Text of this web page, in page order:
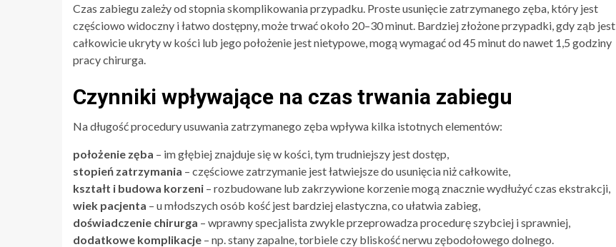
Czas zabiegu zależy od stopnia skomplikowania przypadku. Proste usunięcie zatrzymanego zęba, który jest
częściowo widoczny i łatwo dostępny, może trwać około 20–30 minut. Bardziej złożone przypadki, gdy ząb jest
całkowicie ukryty w kości lub jego położenie jest nietypowe, mogą wymagać od 45 minut do nawet 1,5 godziny
pracy chirurga.
Czynniki wpływające na czas trwania zabiegu
Na długość procedury usuwania zatrzymanego zęba wpływa kilka istotnych elementów:
położenie zęba – im głębiej znajduje się w kości, tym trudniejszy jest dostęp,
stopień zatrzymania – częściowe zatrzymanie jest łatwiejsze do usunięcia niż całkowite,
kształt i budowa korzeni – rozbudowane lub zakrzywione korzenie mogą znacznie wydłużyć czas ekstrakcji,
wiek pacjenta – u młodszych osób kość jest bardziej elastyczna, co ułatwia zabieg,
doświadczenie chirurga – wprawny specjalista zwykle przeprowadza procedurę szybciej i sprawniej,
dodatkowe komplikacje – np. stany zapalne, torbiele czy bliskość nerwu zębodołowego dolnego.